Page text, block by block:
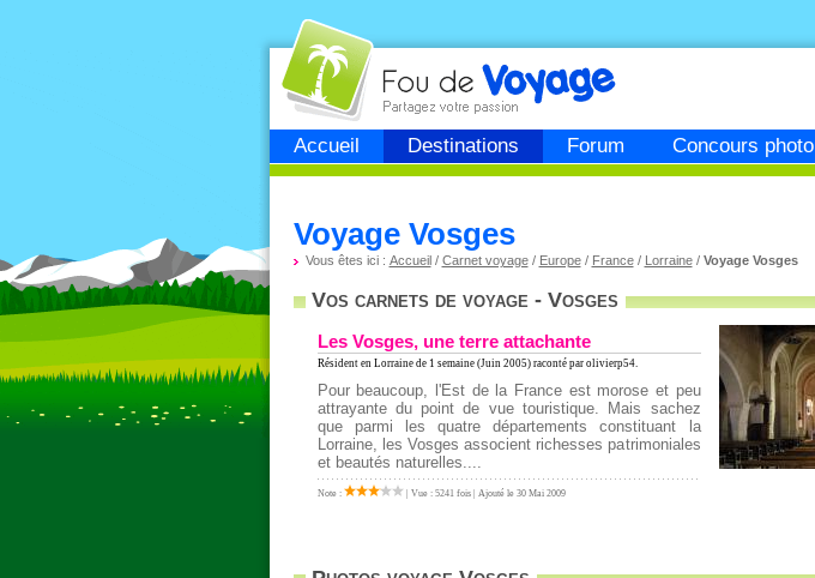
Accueil Destinations Forum Concours photo
Fou devoyage
Voyage Vosges
Vous êtes ici : Accueil/ Carnet voyage/ Europe/ France/ Lorraine/ Voyage Vosges
Vos carnets de voyage - Vosges
Les Vosges, une terre attachante
Résident en Lorrainede 1 semaine (Juin 2005) raconté par olivierp54.
Pour beaucoup, l'Est de la France est morose et peu
attrayante du point de vue touristique. Mais sachez
que parmi les quatre départements constituant la
Lorraine, les Vosges associent richesses patrimoniales
et beautés naturelles....
Note : | Vue : 5241 fois | Ajouté le 30 Mai 2009